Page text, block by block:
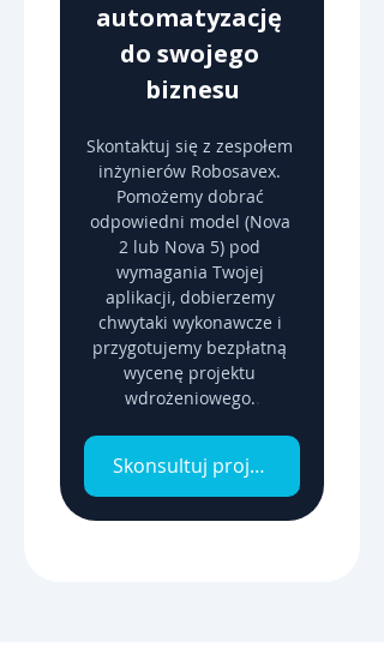
automatyzację
do swojego
biznesu
Skontaktuj się z zespołem
inżynierów Robosavex.
Pomożemy dobrać
odpowiedni model (Nova
2 lub Nova 5) pod
wymagania Twojej
aplikacji, dobierzemy
chwytaki wykonawcze i
przygotujemy bezpłatną
wycenę projektu
wdrożeniowego..
Skonsultuj projekt z inżynierem